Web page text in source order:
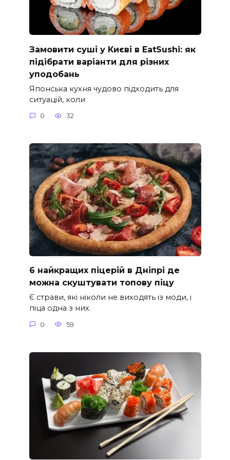
Замовити суші у Києві в EatSushi: як
підібрати варіанти для різних
уподобань
Японська кухня чудово підходить для
ситуацій, коли
0 32
6 найкращих піцерій в Дніпрі де
можна скуштувати топову піцу
Є страви, які ніколи не виходять із моди, і
піца одна з них.
0 59